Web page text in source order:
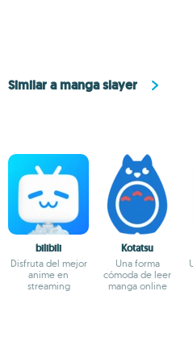
Similar a manga slayer
bilibili
Disfruta del mejor
anime en
streaming
Kotatsu
Una forma
cómoda de leer
manga online